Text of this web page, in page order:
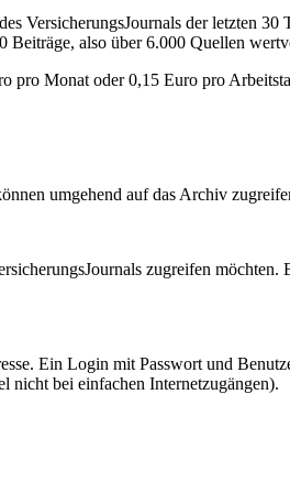
VersicherungsJournals der letzten 30
Beiträge, also über 6.000 Quellen
pro Monat oder 0,15 Euro pro
umgehend auf das Archiv
zugreifen möchten.
Ein Login mit Passwort und
nicht bei einfachen Internetzugängen).